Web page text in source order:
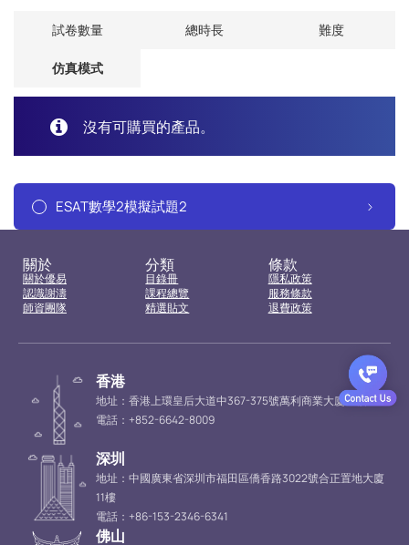
試卷數量 總時長 難度
仿真模式
沒有可購買的產品。
ESAT數學2模擬試題2
關於
關於優易
認識謝濤
師資團隊
分類
目錄冊
課程總覽
精選貼文
條款
隱私政策
服務條款
退費政策
香港
地址：香港上環皇后大道中367-375號萬利商業大廈16樓
電話：+852-6642-8009
深圳
地址：中國廣東省深圳市福田區僑香路3022號合正置地大廈
11樓
電話：+86-153-2346-6341
佛山